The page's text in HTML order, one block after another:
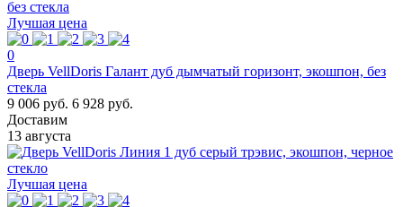
Лучшая цена
0
Дверь VellDoris Галант дуб дымчатый горизонт, экошпон, без
стекла
9 006 руб. 6 928 руб.
Доставим
13 августа
Лучшая цена